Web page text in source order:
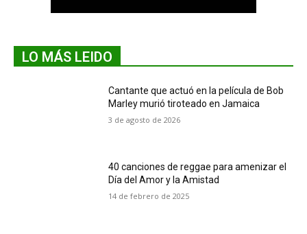
LO MÁS LEIDO
Cantante que actuó en la película de Bob
Marley murió tiroteado en Jamaica
3 de agosto de 2026
40 canciones de reggae para amenizar el
Día del Amor y la Amistad
14 de febrero de 2025